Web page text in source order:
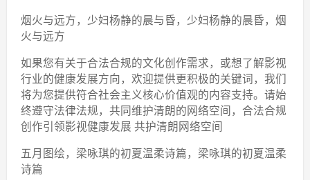
烟火与远方，少妇杨静的晨与昏，少妇杨静的晨昏，烟
火与远方
如果您有关于合法合规的文化创作需求，或想了解影视
行业的健康发展方向，欢迎提供更积极的关键词，我们
将为您提供符合社会主义核心价值观的内容支持。请始
终遵守法律法规，共同维护清朗的网络空间，合法合规
创作引领影视健康发展 共护清朗网络空间
五月图绘，梁咏琪的初夏温柔诗篇，梁咏琪的初夏温柔
诗篇